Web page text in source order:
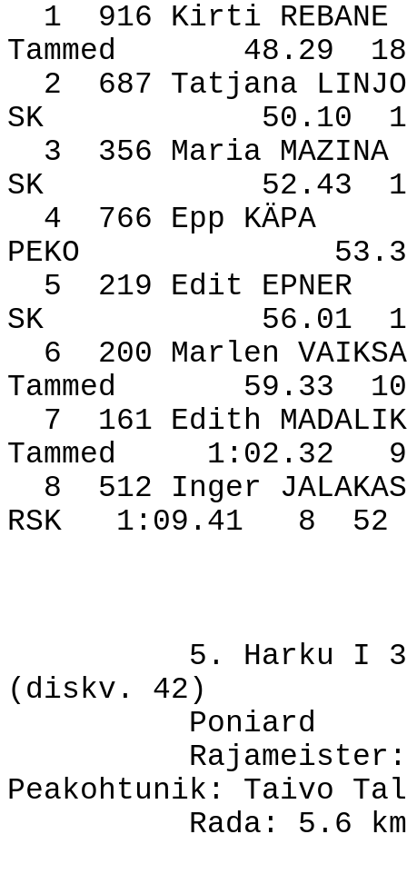
1
916 Kirti REBANE
Tammed
48.29
18
2
687 Tatjana
SK
50.10
3
356 Maria MAZINA
SK
52.43
4
766 Epp KÄPA
PEKO
5
219 Edit EPNER
SK
56.01
6
200 Marlen
Tammed
59.33
10
7
161 Edith MADALIK
Tammed
1:02.32
9
8
512 Inger JALAKAS
RSK
1:09.41 8 52
5. Harku I
(diskv. 42)
Poniard
Peakohtunik: Taivo
Rada: 5.6 km